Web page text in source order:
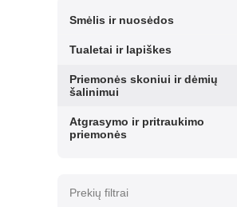
Smėlis ir nuosėdos
Tualetai ir lapiškes
Priemonės skoniui ir dėmių
šalinimui
Atgrasymo ir pritraukimo
priemonės
Prekių filtrai